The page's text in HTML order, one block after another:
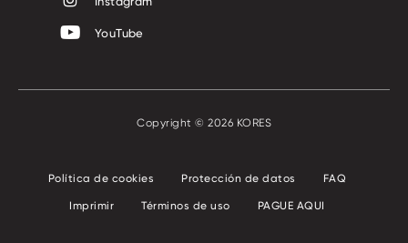
YouTube
Copyright © 2026 KORES
Política de cookies Protección de datos
FAQ
Imprimir
Términos de uso PAGUE AQUI